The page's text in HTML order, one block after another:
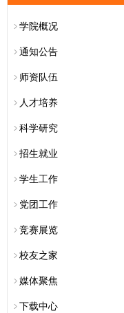
学院概况
通知公告
师资队伍
人才培养
科学研究
招生就业
学生工作
党团工作
竞赛展览
校友之家
媒体聚焦
下载中心